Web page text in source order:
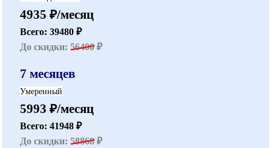
4935 ₽/месяц
Всего: 39480 ₽
До скидки: 56400₽
7 месяцев
Умеренный
5993 ₽/месяц
Всего: 41948 ₽
До скидки: 58868₽